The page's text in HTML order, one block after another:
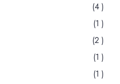
(4 )
(1 )
(2 )
(1 )
(1 )